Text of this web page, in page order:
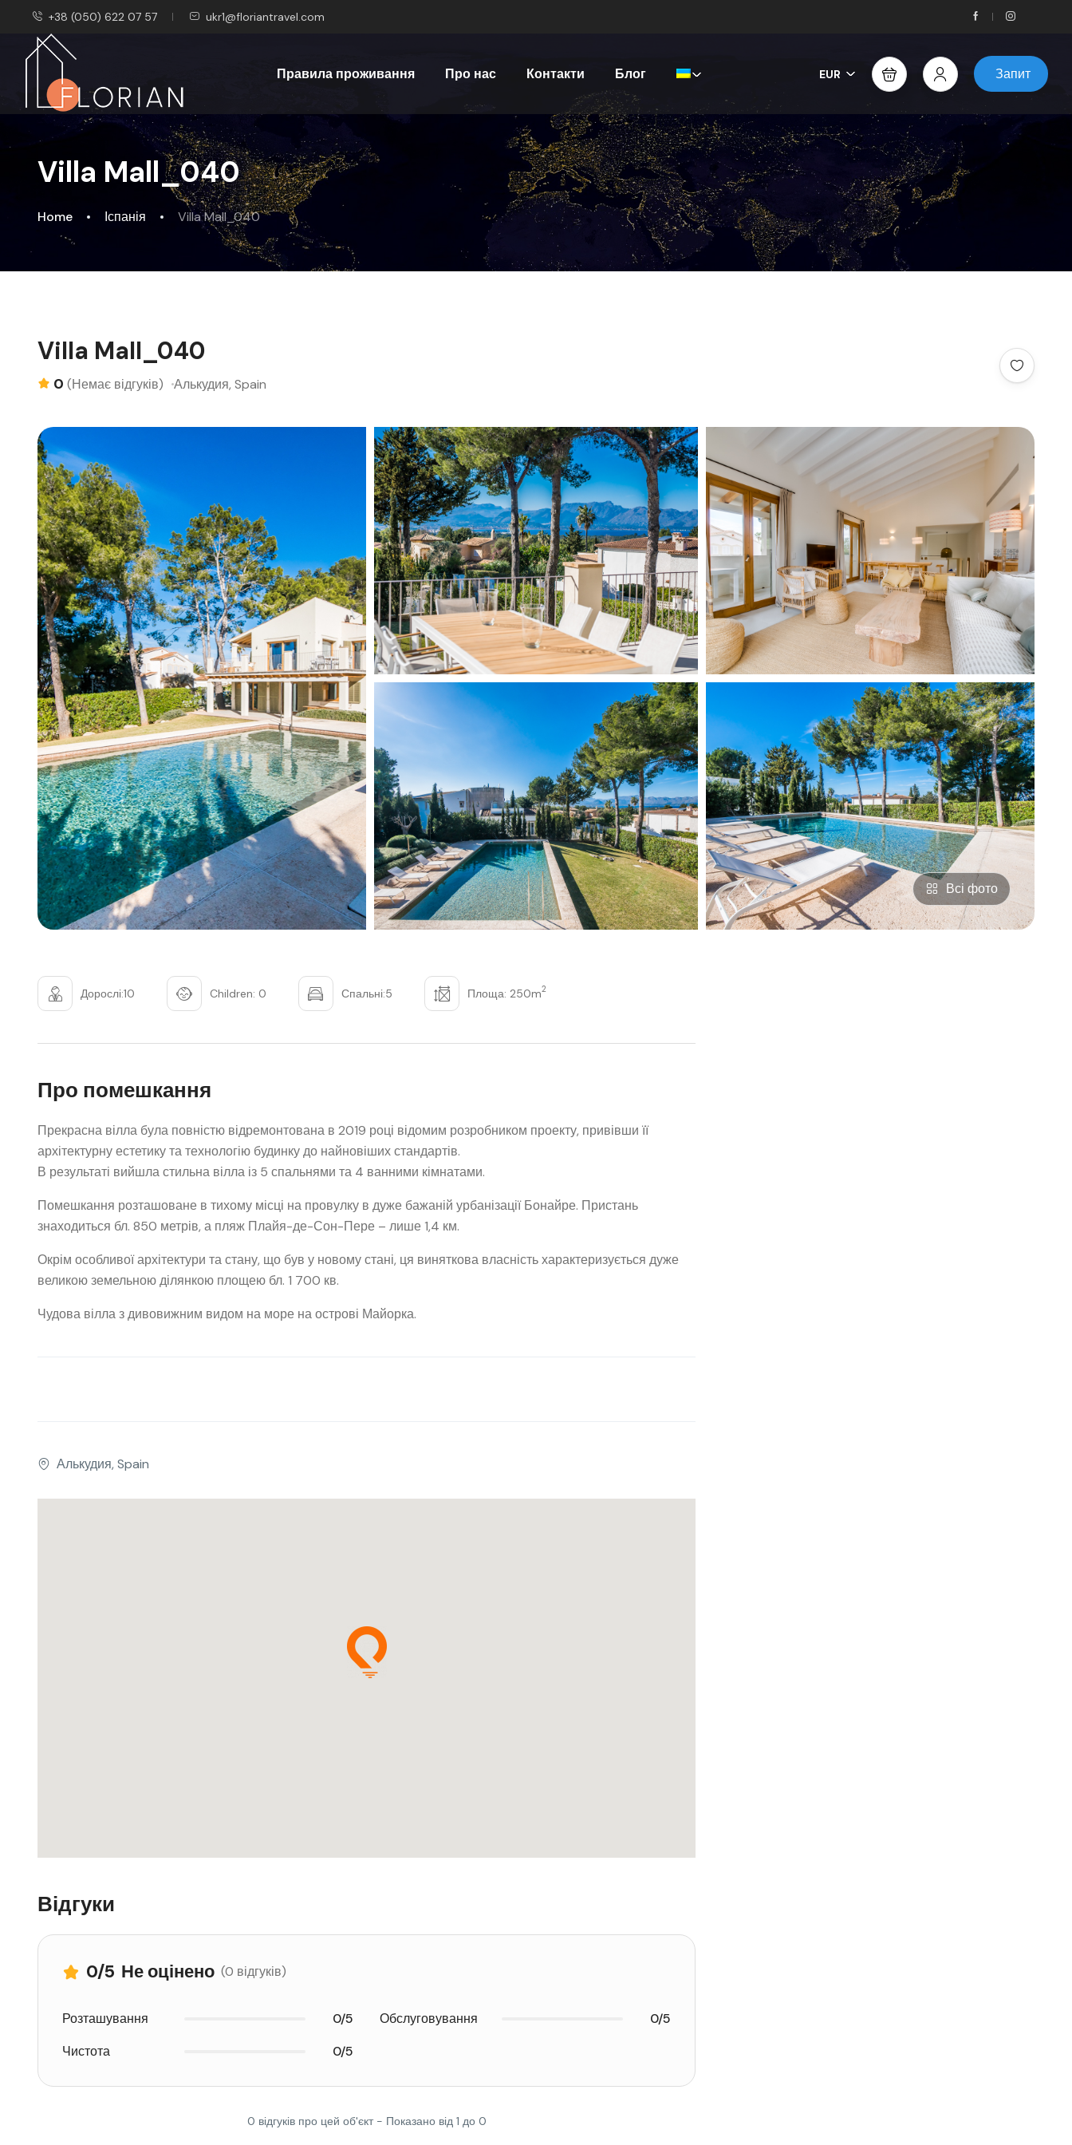
+38 (050) 622 07 57 ukr1@floriantravel.com
Правила проживання Про нас Контакти Блог EUR Запит
Villa Mall_040
Home Іспанія Villa Mall_040
Villa Mall_040
0 (Немає відгуків) Алькудия, Spain
Всі фото
Дорослі:10 Children: 0 Спальні:5 Площа: 250m2
Про помешкання
Прекрасна вілла була повністю відремонтована в 2019 році відомим розробником проекту, привівши її
архітектурну естетику та технологію будинку до найновіших стандартів.
В результаті вийшла стильна вілла із 5 спальнями та 4 ванними кімнатами.
Помешкання розташоване в тихому місці на провулку в дуже бажаній урбанізації Бонайре. Пристань
знаходиться бл. 850 метрів, а пляж Плайя-де-Сон-Пере – лише 1,4 км.
Окрім особливої ​​архітектури та стану, що був у новому стані, ця виняткова власність характеризується дуже
великою земельною ділянкою площею бл. 1 700 кв.
Чудова вілла з дивовижним видом на море на острові Майорка.
Алькудия, Spain
Відгуки
0/5 Не оцінено (0 відгуків)
Розташування 0/5 Обслуговування
0/5
Чистота
0/5
0 відгуків про цей об'єкт - Показано від 1 до 0